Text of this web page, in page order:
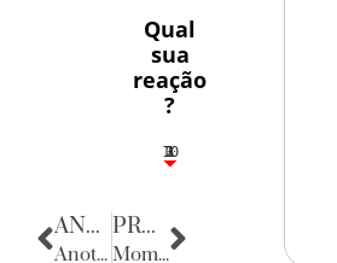
Qual
sua
reação
?
3
1
1
2
10
ANTERIOR
Anotações do Cotidiano
PRÓXIMA
Momento de saudade